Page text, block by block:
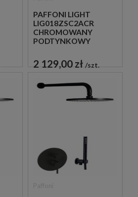
PAFFONI LIGHT
LIG018ZSC2ACR
CHROMOWANY
PODTYNKOWY
PRYSZNICOWY
2 129,00 zł szt.